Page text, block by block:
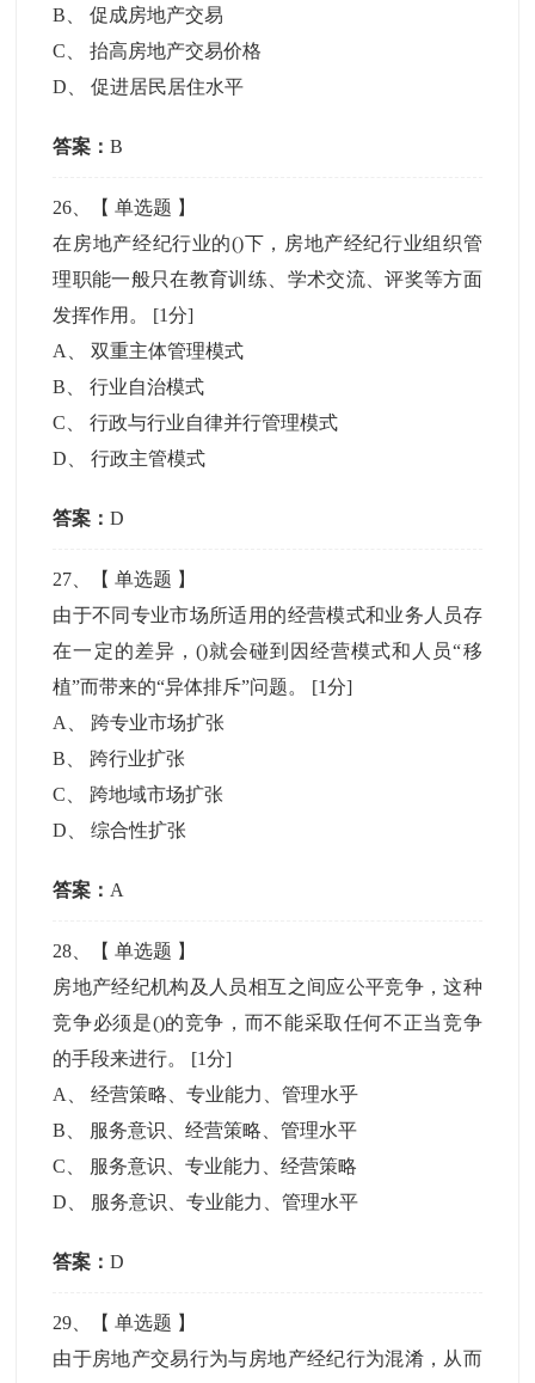
B 、促成房地产交易
C 、抬高房地产交易价格
D 、促进居民居住水平
答案：B
26 、【单选题 】
在房地产经纪行业的()下，房地产经纪行业组织管
理职能一般只在教育训练、学术交流、评奖等方面
发挥作用。 [1分]
A
、双重主体管理模式
B 、行业自治模式
C 、行政与行业自律并行管理模式
D 、行政主管模式
答案：D
27 、【单选题 】
由于不同专业市场所适用的经营模式和业务人员存
在一定的差异，()就会碰到因经营模式和人员“移
植”而带来的“异体排斥”问题。 [1分]
A
跨专业市场扩张
B
跨行业扩张
C
跨地域市场扩张
D 、综合性扩张
答案： A
28 、【单选题 】
房地产经纪机构及人员相互之间应公平竞争，这种
竞争必须是()的竞争，而不能采取任何不正当竞争
的手段来进行。 [1分]
A
、经营策略、专业能力、管理水乎
B
服务意识、经营策略、管理水平
C
服务意识、专业能力、经营策略
D
服务意识、专业能力、管理水平
答案：D
29 、【单选题 】
由于房地产交易行为与房地产经纪行为混淆，从而